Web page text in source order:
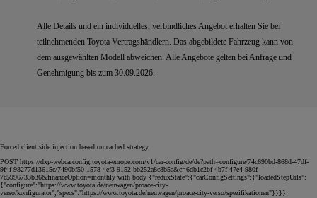
Alle Details und ein individuelles, verbindliches Angebot erhalten Sie bei
teilnehmenden Toyota Vertragshändlern. Das abgebildete Fahrzeug kann von
dem ausgewählten Modell abweichen. Alle Angebote gelten bei Anfrage und
Genehmigung bis zum 30.09.2026.
Forced client side injection based on cached strategy
POST https://dxp-webcarconfig.toyota-europe.com/v1/car-config/de/de?path=configure/74c690bd-868d-47df-
9f4f-98277d13615c/7490bf50-1578-4ef3-9152-bb252a8c8b5a&c=6db1c2bf-4b7f-47e4-980f-
7c5996733b36&financeOption=monthly with body {"reduxState":{"carConfigSettings":{"loadedStepUrls":
{"configure":"https://www.toyota.de/neuwagen/proace-city-
verso/konfigurator","specs":"https://www.toyota.de/neuwagen/proace-city-verso/spezifikationen"}}}}